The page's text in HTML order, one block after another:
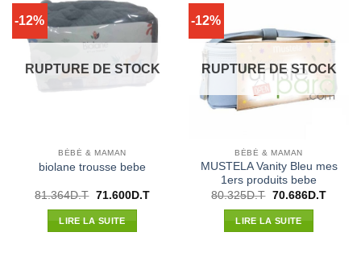
-12%
RUPTURE DE STOCK
BÉBÉ & MAMAN
biolane trousse bebe
81.364D.T Le
initial
était :
81.364D.T.
71.600D.TLe
LIRE LA SUITE
-12%
RUPTURE DE STOCK
BÉBÉ & MAMAN
MUSTELA Vanity Bleu mes
1ers produits bebe
80.325D.T Le
initial
était :
80.325D.T.
70.686D.TLe
LIRE LA SUITE